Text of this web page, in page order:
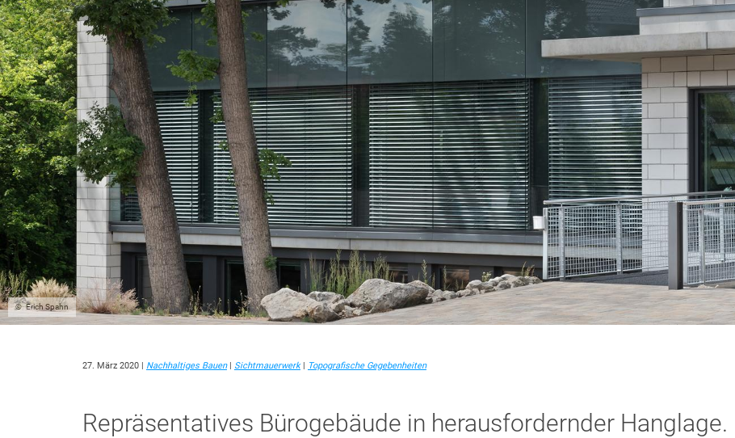
Erich Spahn
27. März 2020 | Nachhaltiges Bauen| Sichtmauerwerk| Topografische Gegebenheiten
Repräsentatives Bürogebäude in herausfordernder Hanglage.